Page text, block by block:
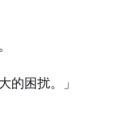
的困扰。」